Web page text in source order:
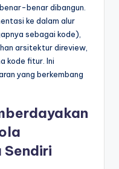
benar dibangun.
ke dalam alur
sebagai kode),
arsitektur direview,
kode fitur. Ini
yang berkembang